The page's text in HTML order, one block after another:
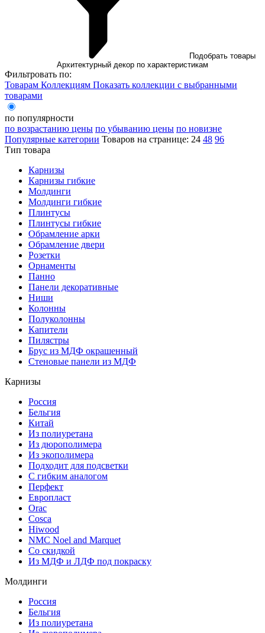
Архитектурный декор по характеристикам
Фильтровать по:
Товарам Коллекциям Показать коллекции с выбранными
товарами
по популярности
по возрастанию цены по убыванию цены по новизне
Популярные категории Товаров на странице: 24 48 96
Тип товара
Карнизы
Карнизы гибкие
Молдинги
Молдинги гибкие
Плинтусы
Плинтусы гибкие
Обрамление арки
Обрамление двери
Розетки
Орнаменты
Панно
Панели декоративные
Ниши
Колонны
Полуколонны
Капители
Пилястры
Брус из МДФ окрашенный
Стеновые панели из МДФ
Карнизы
Россия
Бельгия
Китай
Из полиуретана
Из дюрополимера
Из экополимера
Подходит для подсветки
С гибким аналогом
Перфект
Европласт
Orac
Cosca
Hiwood
NMC Noel and Marquet
Со скидкой
Из МДФ и ЛДФ под покраску
Молдинги
Россия
Бельгия
Из полиуретана